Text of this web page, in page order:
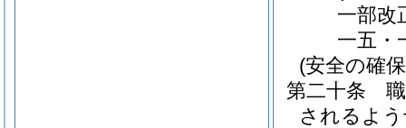
一部改
一五・
(安全の確
第二十条
されるよ